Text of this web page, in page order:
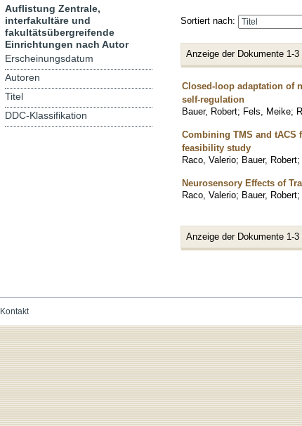
Sortiert nach:
Anzeige der Dokumente 1-3
Closed-loop adaptation of
self-regulation
Bauer, Robert; Fels, Meike;
Combining TMS and
feasibility study
Raco, Valerio; Bauer, Robert;
Neurosensory Effects of
Raco, Valerio; Bauer, Robert;
Anzeige der Dokumente 1-3
Auflistung Zentrale,
interfakultäre und
fakultätsübergreifende
Einrichtungen nach Autor
Erscheinungsdatum
Autoren
Titel
DDC-Klassifikation
Kontakt